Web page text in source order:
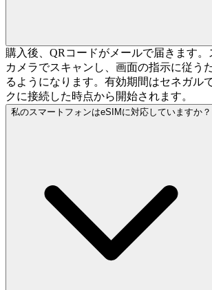
購入後、QRコードがメールで届きます
カメラでスキャンし、画面の指示に従う
るようになります。有効期間はセネガル
クに接続した時点から開始されます。
私のスマートフォンはeSIMに対応していますか？